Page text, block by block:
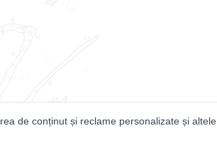
de conținut și reclame personalizate și altele.